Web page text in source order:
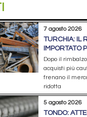
7 agosto 2026
TURCHIA: IL
IMPORTATO
Dopo il
acquisti più
frenano il
ridotta
5 agosto 2026
TONDO: